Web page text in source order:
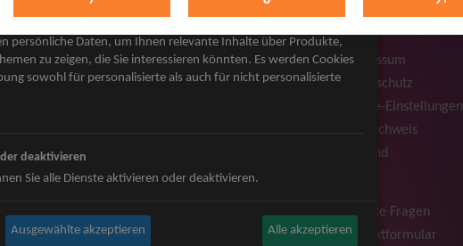
Judas Priest Tickets
The BossHoss Tickets
Silbermond Tickets
Simple Plan Tickets
Beatrice Egli Tickets
Roland Kaiser Tickets
AGB
Impressum
Datenschutz
Cookie-Einstellungen
Bildnachweis
Versand
Häufige Fragen
Kontaktformular
persönliche Daten, um Ihnen relevante Inhalte über Produkte,
zu zeigen, die Sie interessieren könnten. Es werden Cookies
sowohl für personalisierte als auch für nicht personalisierte
deaktivieren
Sie alle Dienste aktivieren oder deaktivieren.
Ausgewählte akzeptieren Alle akzeptieren